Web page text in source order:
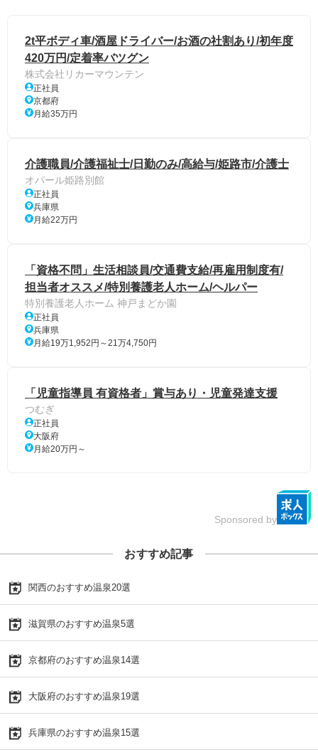
2t平ボディ車/酒屋ドライバー/お酒の社割あり/初年度
420万円/定着率バツグン
株式会社リカーマウンテン
正社員
京都府
月給35万円
介護職員/介護福祉士/日勤のみ/高給与/姫路市/介護士
オパール姫路別館
正社員
兵庫県
月給22万円
「資格不問」生活相談員/交通費支給/再雇用制度有/
担当者オススメ/特別養護老人ホーム/ヘルパー
特別養護老人ホーム 神戸まどか園
正社員
兵庫県
月給19万1,952円～21万4,750円
「児童指導員 有資格者」賞与あり・児童発達支援
つむぎ
正社員
大阪府
月給20万円～
Sponsored by
おすすめ記事
関西のおすすめ温泉20選
滋賀県のおすすめ温泉5選
京都府のおすすめ温泉14選
大阪府のおすすめ温泉19選
兵庫県のおすすめ温泉15選